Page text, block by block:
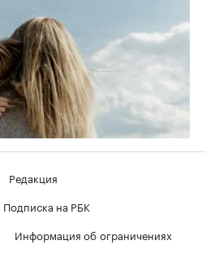
Редакция
Подписка на РБК
Информация об ограничениях